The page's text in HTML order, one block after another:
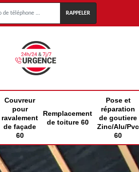
Couvreur
pour
ravalement
de façade
60
Remplacement
de toiture 60
Pose et
réparation
de goutiere
Zinc/Alu/Pvc
60